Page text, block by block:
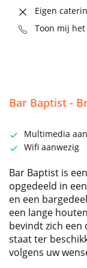
Eigen
Toon mij
Bar Baptist -
Multimedia
Wifi aanwezig
Bar Baptist is
opgedeeld in
en een
een lange
bevindt zich een
staat ter
volgens uw